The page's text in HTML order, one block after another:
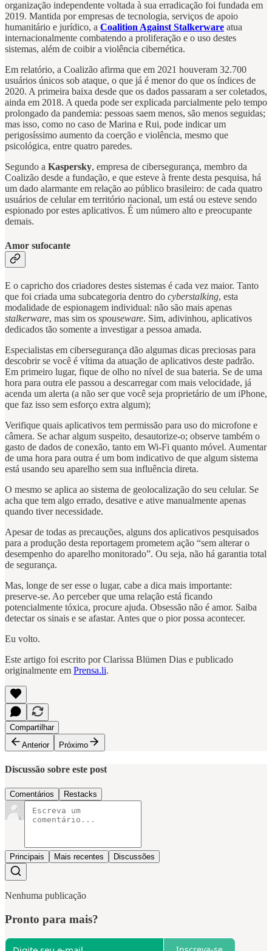
organização independente voltada à sua erradicação foi fundada em
2019. Mantida por empresas de tecnologia, serviços de apoio
humanitário e jurídico, a Coalition Against Stalkerware atua
internacionalmente combatendo a proliferação e o uso destes
sistemas, além de coibir a violência cibernética.
Em relatório, a Coalizão afirma que em 2021 houveram 32.700
usuários únicos sob ataque, o que já é menor do que os índices de
2020. A primeira baixa desde que os dados passaram a ser coletados,
ainda em 2018. A queda pode ser explicada parcialmente pelo tempo
prolongado da pandemia: pessoas saem menos, são menos seguidas;
mas isso, como no caso de Marina e Rui, pode indicar um
perigosíssimo aumento da coerção e violência, mesmo que
psicológica, entre quatro paredes.
Segundo a Kaspersky, empresa de cibersegurança, membro da
Coalizão desde a fundação, e que esteve à frente desta pesquisa, há
um dado alarmante em relação ao público brasileiro: de cada quatro
usuários de celular em território nacional, um está ou esteve sendo
espionado por estes aplicativos. É um número alto e preocupante
demais.
Amor sufocante
E o capricho dos criadores destes sistemas é cada vez maior. Tanto
que foi criada uma subcategoria dentro do cyberstalking, esta
modalidade de espionagem individual: não são mais apenas
stalkerware, mas sim os spouseware. Sim, adivinhou, aplicativos
dedicados tão somente a investigar a pessoa amada.
Especialistas em cibersegurança dão algumas dicas preciosas para
descobrir se você é vítima da atuação de aplicativos deste padrão.
Em primeiro lugar, fique de olho no nível de sua bateria. Se de uma
hora para outra ele passou a descarregar com mais velocidade, já
acenda um alerta (a não ser que você seja proprietário de um iPhone,
que faz isso sem esforço extra algum);
Verifique quais aplicativos tem permissão para uso do microfone e
câmera. Se achar algum suspeito, desautorize-o; observe também o
gasto de dados de conexão, tanto em Wi-Fi quanto móvel. Aumentar
de uma hora para outra é um bom indicativo de que algum sistema
está usando seu aparelho sem sua influência direta.
O mesmo se aplica ao sistema de geolocalização do seu celular. Se
acha que tem algo errado, desative e ative manualmente apenas
quando tiver necessidade.
Apesar de todas as precauções, alguns dos aplicativos pesquisados
para a produção desta reportagem prometem ação “sem alterar o
desempenho do aparelho monitorado”. Ou seja, não há garantia total
de segurança.
Mas, longe de ser esse o lugar, cabe a dica mais importante:
preserve-se. Ao perceber que uma relação está ficando
potencialmente tóxica, procure ajuda. Obsessão não é amor. Saiba
detectar os sinais e se afastar. Antes que o pior possa acontecer.
Eu volto.
Este artigo foi escrito por Clarissa Blümen Dias e publicado
originalmente em Prensa.li.
Compartilhar
Anterior
Próximo
Discussão sobre este post
Comentários Restacks
Principais Mais recentes Discussões
Nenhuma publicação
Pronto para mais?